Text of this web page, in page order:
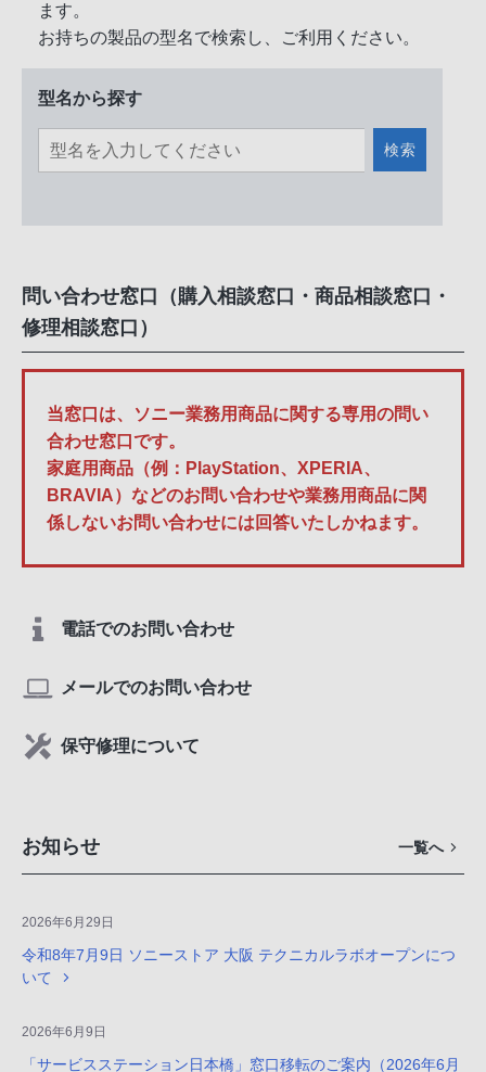
ます。
お持ちの製品の型名で検索し、ご利用ください。
型名から探す
検索
問い合わせ窓口（購入相談窓口・商品相談窓口・
修理相談窓口）
当窓口は、ソニー業務用商品に関する専用の問い
合わせ窓口です。
家庭用商品（例：PlayStation、XPERIA、
BRAVIA）などのお問い合わせや業務用商品に関
係しないお問い合わせには回答いたしかねます。
電話でのお問い合わせ
メールでのお問い合わせ
保守修理について
お知らせ 一覧へ
2026年6月29日
令和8年7月9日 ソニーストア 大阪 テクニカルラボオープンにつ
いて
2026年6月9日
「サービスステーション日本橋」窓口移転のご案内（2026年6月